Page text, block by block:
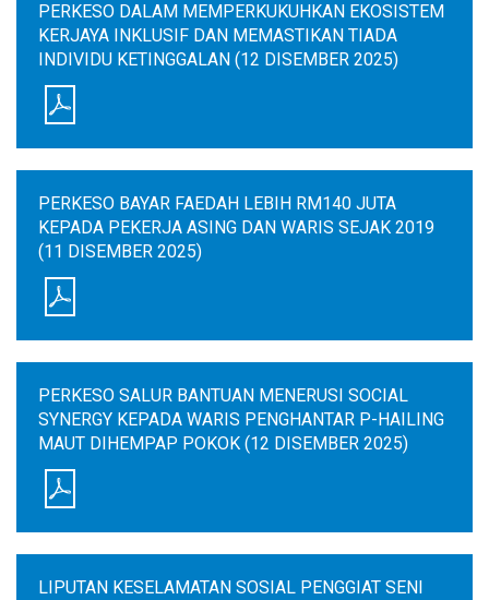
PERKESO DALAM MEMPERKUKUHKAN EKOSISTEM
KERJAYA INKLUSIF DAN MEMASTIKAN TIADA
INDIVIDU KETINGGALAN (12 DISEMBER 2025)
PERKESO BAYAR FAEDAH LEBIH RM140 JUTA
KEPADA PEKERJA ASING DAN WARIS SEJAK 2019
(11 DISEMBER 2025)
PERKESO SALUR BANTUAN MENERUSI SOCIAL
SYNERGY KEPADA WARIS PENGHANTAR P-HAILING
MAUT DIHEMPAP POKOK (12 DISEMBER 2025)
LIPUTAN KESELAMATAN SOSIAL PENGGIAT SENI